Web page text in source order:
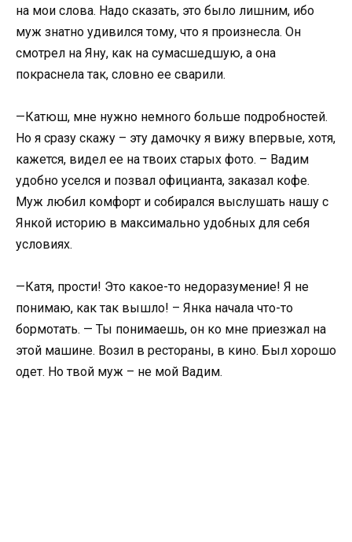
на мои слова. Надо сказать, это было лишним, ибо
муж знатно удивился тому, что я произнесла. Он
смотрел на Яну, как на сумасшедшую, а она
покраснела так, словно ее сварили.
—Катюш, мне нужно немного больше подробностей.
Но я сразу скажу – эту дамочку я вижу впервые, хотя,
кажется, видел ее на твоих старых фото. – Вадим
удобно уселся и позвал официанта, заказал кофе.
Муж любил комфорт и собирался выслушать нашу с
Янкой историю в максимально удобных для себя
условиях.
—Катя, прости! Это какое-то недоразумение! Я не
понимаю, как так вышло! – Янка начала что-то
бормотать. — Ты понимаешь, он ко мне приезжал на
этой машине. Возил в рестораны, в кино. Был хорошо
одет. Но твой муж – не мой Вадим.